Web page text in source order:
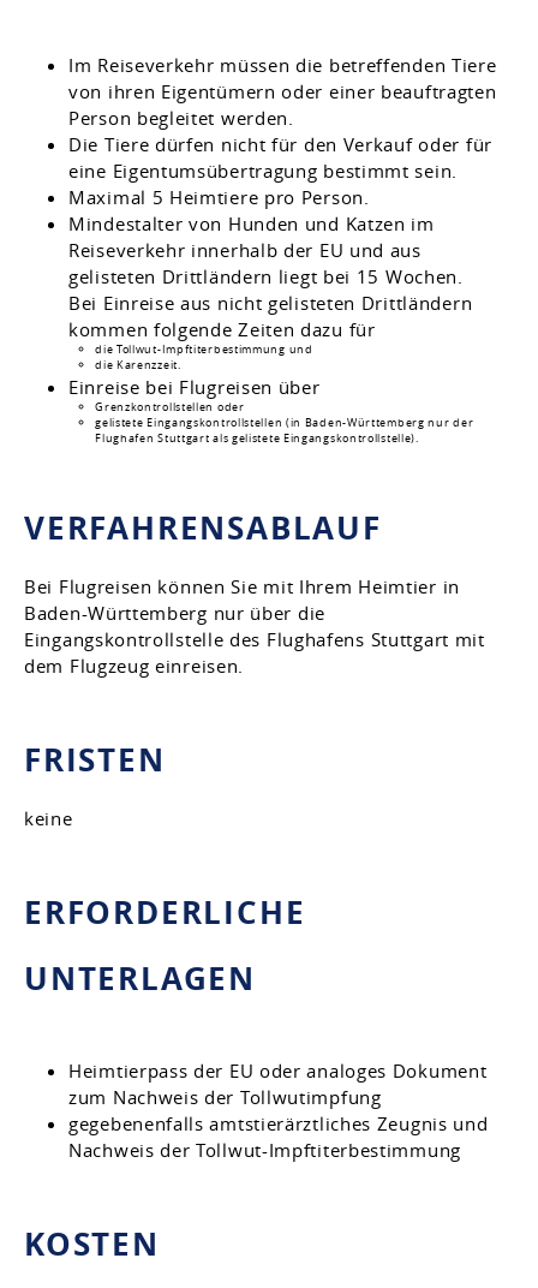
Im Reiseverkehr müssen die betreffenden Tiere
von ihren Eigentümern oder einer beauftragten
Person begleitet werden.
Die Tiere dürfen nicht für den Verkauf oder für
eine Eigentumsübertragung bestimmt sein.
Maximal 5 Heimtiere pro Person.
Mindestalter von Hunden und Katzen im
Reiseverkehr innerhalb der EU und aus
gelisteten Drittländern liegt bei 15 Wochen.
Bei Einreise aus nicht gelisteten Drittländern
kommen folgende Zeiten dazu für
die Tollwut-Impftiterbestimmung und
die Karenzzeit.
Einreise bei Flugreisen über
Grenzkontrollstellen oder
gelistete Eingangskontrollstellen (in Baden-Württemberg nur der
Flughafen Stuttgart als gelistete Eingangskontrollstelle).
VERFAHRENSABLAUF
Bei Flugreisen können Sie mit Ihrem Heimtier in
Baden-Württemberg nur über die
Eingangskontrollstelle des Flughafens Stuttgart mit
dem Flugzeug einreisen.
FRISTEN
keine
ERFORDERLICHE
UNTERLAGEN
Heimtierpass der EU oder analoges Dokument
zum Nachweis der Tollwutimpfung
gegebenenfalls amtstierärztliches Zeugnis und
Nachweis der Tollwut-Impftiterbestimmung
KOSTEN